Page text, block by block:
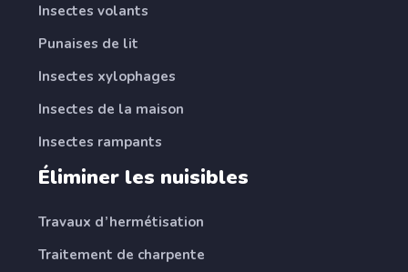
Insectes volants
Punaises de lit
Insectes xylophages
Insectes de la maison
Insectes rampants
Éliminer les nuisibles
Travaux d’hermétisation
Traitement de charpente